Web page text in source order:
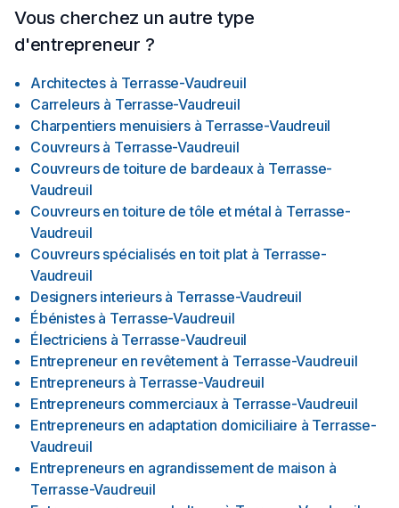
Vous cherchez un autre type
d'entrepreneur ?
Architectes à Terrasse-Vaudreuil
Carreleurs à Terrasse-Vaudreuil
Charpentiers menuisiers à Terrasse-Vaudreuil
Couvreurs à Terrasse-Vaudreuil
Couvreurs de toiture de bardeaux à Terrasse-
Vaudreuil
Couvreurs en toiture de tôle et métal à Terrasse-
Vaudreuil
Couvreurs spécialisés en toit plat à Terrasse-
Vaudreuil
Designers interieurs à Terrasse-Vaudreuil
Ébénistes à Terrasse-Vaudreuil
Électriciens à Terrasse-Vaudreuil
Entrepreneur en revêtement à Terrasse-Vaudreuil
Entrepreneurs à Terrasse-Vaudreuil
Entrepreneurs commerciaux à Terrasse-Vaudreuil
Entrepreneurs en adaptation domiciliaire à Terrasse-
Vaudreuil
Entrepreneurs en agrandissement de maison à
Terrasse-Vaudreuil